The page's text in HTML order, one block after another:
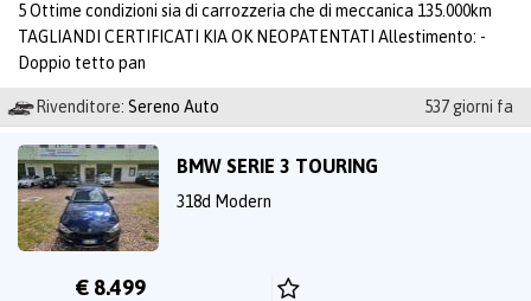
5 Ottime condizioni sia di carrozzeria che di meccanica 135.000km
TAGLIANDI CERTIFICATI KIA OK NEOPATENTATI Allestimento: -
Doppio tetto pan
Rivenditore: Sereno Auto 537 giorni fa
BMW SERIE 3 TOURING
318d Modern
€ 8.499